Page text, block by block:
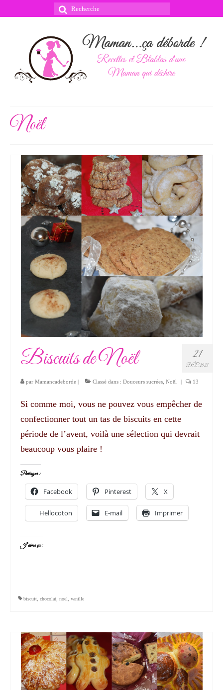
Rechercher
Noël
21
DÉC 2023
Biscuits de Noël
par Mamancadeborde | Classé dans : Douceurs sucrées Noël | 13
Si comme moi, vous ne pouvez vous empêcher de
confectionner tout un tas de biscuits en cette
période de l’avent, voilà une sélection qui devrait
beaucoup vous plaire !
Partager :
Facebook Pinterest X
Hellocoton E-mail Imprimer
J’aime ça :
biscuit chocolat noel vanille